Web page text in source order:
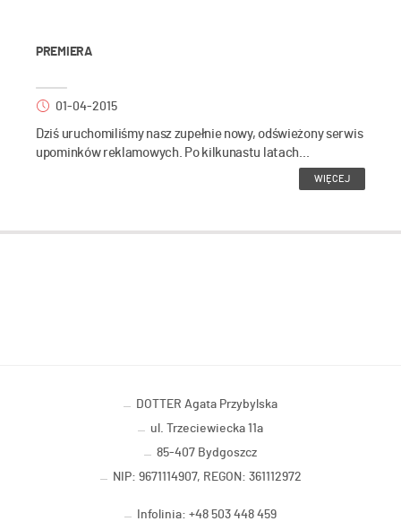
PREMIERA
01-04-2015
Dziś uruchomiliśmy nasz zupełnie nowy, odświeżony serwis
upominków reklamowych. Po kilkunastu latach...
WIĘCEJ
DOTTER Agata Przybylska
ul. Trzeciewiecka 11a
85-407 Bydgoszcz
NIP: 9671114907, REGON: 361112972
Infolinia: +48 503 448 459